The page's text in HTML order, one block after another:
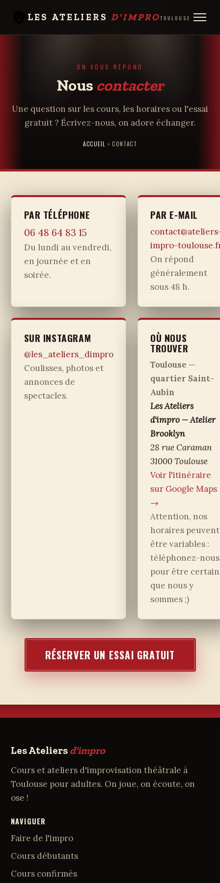
LES ATELIERS D'IMPROTOULOUSE
ON VOUS RÉPOND
Nous contacter
Une question sur les cours, les horaires ou l'essai
gratuit ? Écrivez-nous, on adore échanger.
ACCUEIL › CONTACT
PAR TÉLÉPHONE
06 48 64 83 15
Du lundi au vendredi,
en journée et en
soirée.
PAR E-MAIL
impro-
On répond
généralement
sous 48 h.
SUR INSTAGRAM
@les_ateliers_dimpro
Coulisses, photos et
annonces de
spectacles.
OÙ NOUS
TROUVER
Toulouse —
quartier Saint-
Aubin
Les Ateliers
d'impro — Atelier
Brooklyn
28 rue Caraman
31000 Toulouse
Voir l'itinéraire
sur Google Maps
→
Attention, nos
horaires peuvent
être variables :
téléphonez-nous
pour être certain
que nous y
sommes ;)
RÉSERVER UN ESSAI GRATUIT
Les Ateliers d'impro
Cours et ateliers d'improvisation théâtrale à
Toulouse pour adultes. On joue, on écoute, on
ose !
NAVIGUER
Faire de l'impro
Cours débutants
Cours confirmés